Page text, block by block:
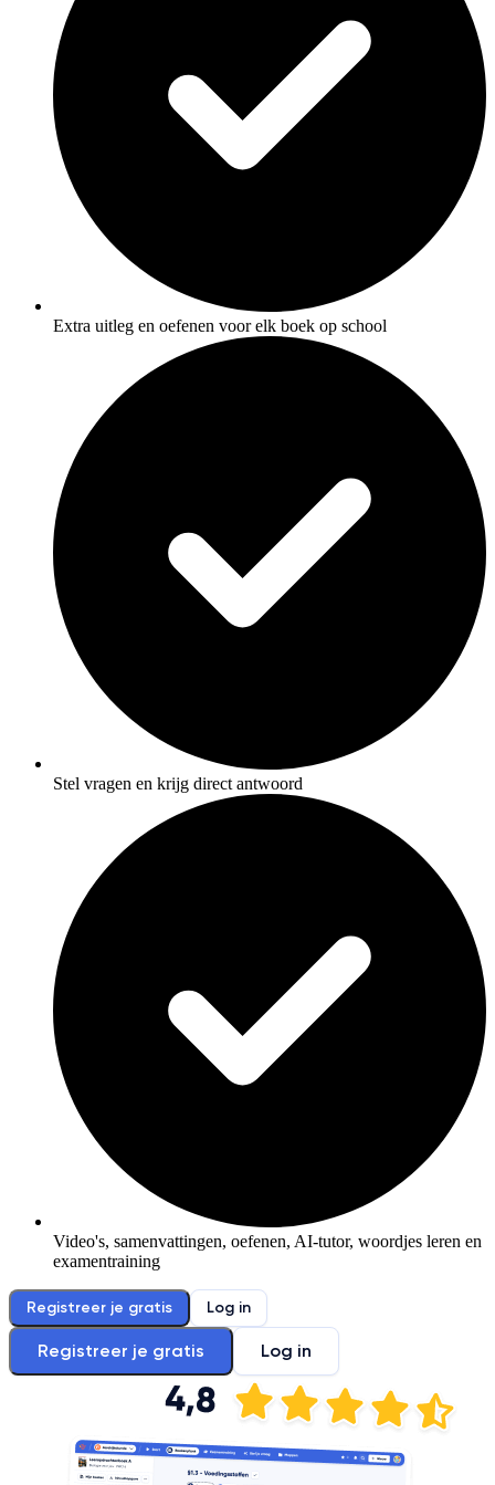
Extra uitleg en oefenen voor elk boek op school
Stel vragen en krijg direct antwoord
Video's, samenvattingen, oefenen, AI-tutor, woordjes leren en
examentraining
Registreer je gratis Log in
Registreer je gratis Log in